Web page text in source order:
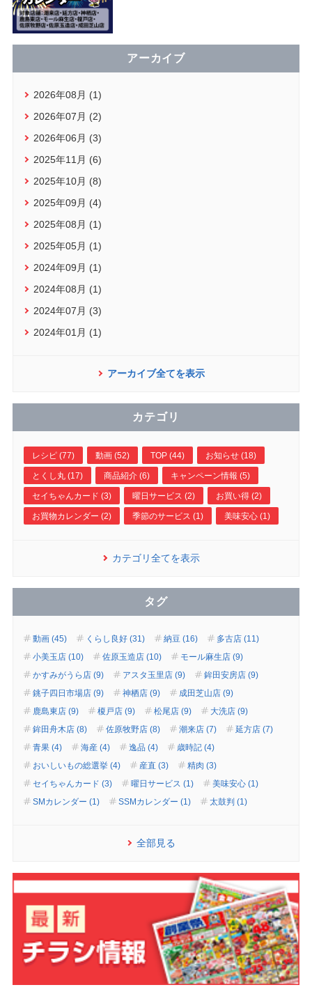
アーカイブ
2026年08月 (1)
2026年07月 (2)
2026年06月 (3)
2025年11月 (6)
2025年10月 (8)
2025年09月 (4)
2025年08月 (1)
2025年05月 (1)
2024年09月 (1)
2024年08月 (1)
2024年07月 (3)
2024年01月 (1)
アーカイブ全てを表示
カテゴリ
レシピ (77) 動画 (52) TOP (44) お知らせ (18)
とくし丸 (17) 商品紹介 (6) キャンペーン情報 (5)
セイちゃんカード (3) 曜日サービス (2) お買い得 (2)
お買物カレンダー (2) 季節のサービス (1) 美味安心 (1)
カテゴリ全てを表示
タグ
動画 (45) くらし良好 (31) 納豆 (16)
多古店 (11)
小美玉店 (10)
佐原玉造店 (10)
モール麻生店 (9)
かすみがうら店 (9)
アスタ玉里店 (9)
鉾田安房店 (9)
銚子四日市場店 (9)
神栖店 (9)
成田芝山店 (9)
鹿島東店 (9)
榎戸店 (9) 松尾店 (9)
大洗店 (9)
鉾田舟木店 (8)
佐原牧野店 (8) 潮来店 (7)
延方店 (7)
青果 (4)
海産 (4) 逸品 (4)
歳時記 (4)
おいしいもの総選挙 (4)
産直 (3)
精肉 (3)
セイちゃんカード (3)
曜日サービス (1)
美味安心 (1)
SMカレンダー (1)
SSMカレンダー (1) 太鼓判 (1)
全部見る